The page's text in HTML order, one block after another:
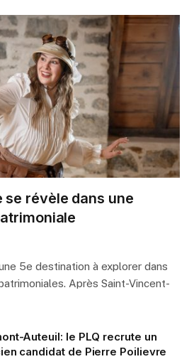
révèle dans une
5e destination à explorer dans
Après Saint-Vincent-
Auteuil: le PLQ recrute un
candidat de Pierre Poilievre